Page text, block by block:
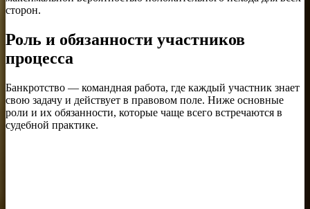
сторон.
Роль и обязанности участников
процесса
Банкротство — командная работа, где каждый участник знает
свою задачу и действует в правовом поле. Ниже основные
роли и их обязанности, которые чаще всего встречаются в
судебной практике.